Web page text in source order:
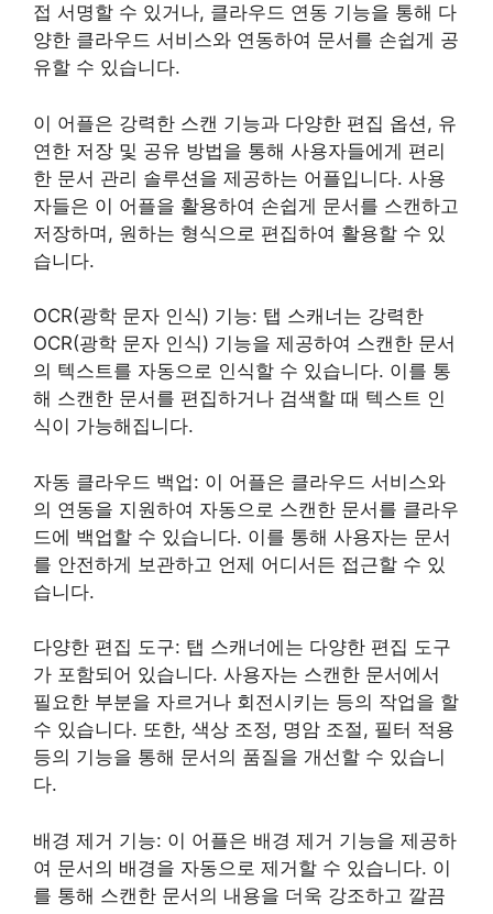
접 서명할 수 있거나, 클라우드 연동 기능을 통해 다
양한 클라우드 서비스와 연동하여 문서를 손쉽게 공
유할 수 있습니다.
이 어플은 강력한 스캔 기능과 다양한 편집 옵션, 유
연한 저장 및 공유 방법을 통해 사용자들에게 편리
한 문서 관리 솔루션을 제공하는 어플입니다. 사용
자들은 이 어플을 활용하여 손쉽게 문서를 스캔하고
저장하며, 원하는 형식으로 편집하여 활용할 수 있
습니다.
OCR(광학 문자 인식) 기능: 탭 스캐너는 강력한
OCR(광학 문자 인식) 기능을 제공하여 스캔한 문서
의 텍스트를 자동으로 인식할 수 있습니다. 이를 통
해 스캔한 문서를 편집하거나 검색할 때 텍스트 인
식이 가능해집니다.
자동 클라우드 백업: 이 어플은 클라우드 서비스와
의 연동을 지원하여 자동으로 스캔한 문서를 클라우
드에 백업할 수 있습니다. 이를 통해 사용자는 문서
를 안전하게 보관하고 언제 어디서든 접근할 수 있
습니다.
다양한 편집 도구: 탭 스캐너에는 다양한 편집 도구
가 포함되어 있습니다. 사용자는 스캔한 문서에서
필요한 부분을 자르거나 회전시키는 등의 작업을 할
수 있습니다. 또한, 색상 조정, 명암 조절, 필터 적용
등의 기능을 통해 문서의 품질을 개선할 수 있습니
다.
배경 제거 기능: 이 어플은 배경 제거 기능을 제공하
여 문서의 배경을 자동으로 제거할 수 있습니다. 이
를 통해 스캔한 문서의 내용을 더욱 강조하고 깔끔